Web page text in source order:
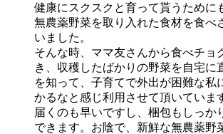
健康にスクスクと育って貰うために
無農薬野菜を取り入れた食材を食べ
いました。
そんな時、ママ友さんから食べチョ
き、収穫したばかりの野菜を自宅に
を知って、子育てで外出が困難な私
かるなと感じ利用させて頂いていま
届くのも早いですし、梱包もしっか
できます。お陰で、新鮮な無農薬野